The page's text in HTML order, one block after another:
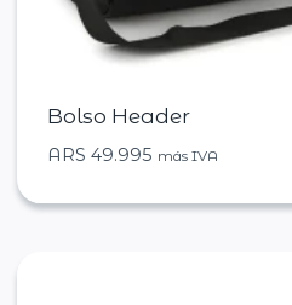
Bolso Header
ARS 49.995 más IVA